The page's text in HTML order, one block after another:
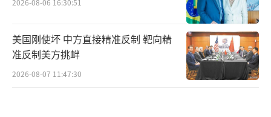
2026-08-06 16:30:51
美国刚使坏 中方直接精准反制 靶向精
准反制美方挑衅
2026-08-07 11:47:30